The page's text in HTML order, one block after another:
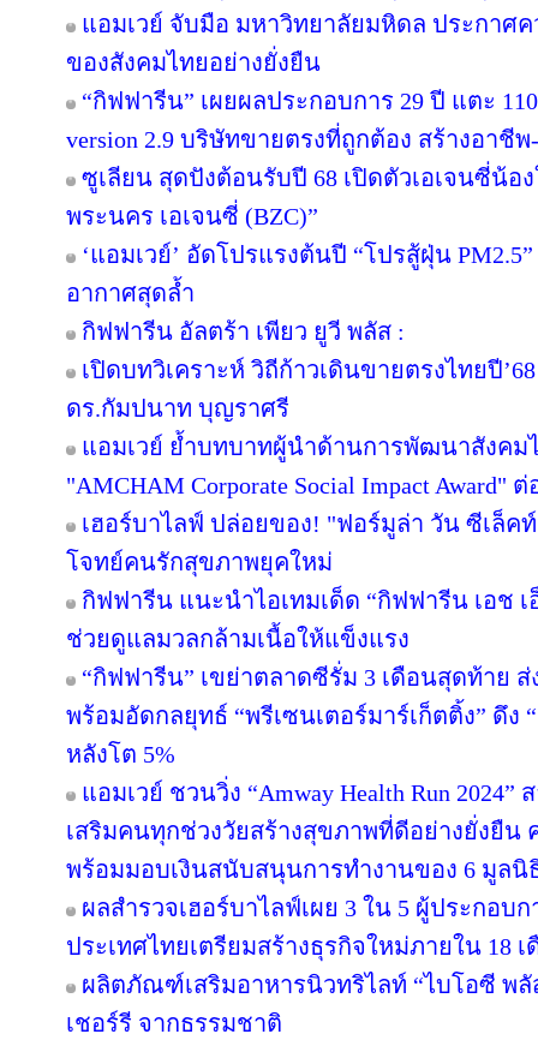
แอมเวย์ จับมือ มหาวิทยาลัยมหิดล ประกาศ
ของสังคมไทยอย่างยั่งยืน
“กิฟฟารีน” เผยผลประกอบการ 29 ปี แตะ
version 2.9 บริษัทขายตรงที่ถูกต้อง สร้างอาชี
ซูเลียน สุดปังต้อนรับปี 68 เปิดตัวเอเจนซี่น้อ
พระนคร เอเจนซี่ (BZC)”
‘แอมเวย์’ อัดโปรแรงต้นปี “โปรสู้ฝุ่น
อากาศสุดล้ำ
กิฟฟารีน อัลตร้า เพียว ยูวี พลัส :
เปิดบทวิเคราะห์ วิถีก้าวเดินขายตรงไทยปี
ดร.กัมปนาท บุญราศรี
แอมเวย์ ย้ำบทบาทผู้นำด้านการพัฒนาสังคม
"AMCHAM Corporate Social Impact Award"
เฮอร์บาไลฟ์ ปล่อยของ! "ฟอร์มูล่า วัน ซีเล็
โจทย์คนรักสุขภาพยุคใหม่
กิฟฟารีน แนะนำไอเทมเด็ด “กิฟฟารีน เอช
ช่วยดูแลมวลกล้ามเนื้อให้แข็งแรง
“กิฟฟารีน” เขย่าตลาดซีรั่ม 3 เดือนสุดท้าย
พร้อมอัดกลยุทธ์ “พรีเซนเตอร์มาร์เก็ตติ้ง” ดึ
หลังโต 5%
แอมเวย์ ชวนวิ่ง “Amway Health Run
เสริมคนทุกช่วงวัยสร้างสุขภาพที่ดีอย่างยั่งยื
พร้อมมอบเงินสนับสนุนการทำงานของ 6 มูลนิ
ผลสำรวจเฮอร์บาไลฟ์เผย 3 ใน 5 ผู้ประกอบ
ประเทศไทยเตรียมสร้างธุรกิจใหม่ภายใน 18 เ
ผลิตภัณฑ์เสริมอาหารนิวทริไลท์ “ไบโอซี พลั
เชอร์รี จากธรรมชาติ